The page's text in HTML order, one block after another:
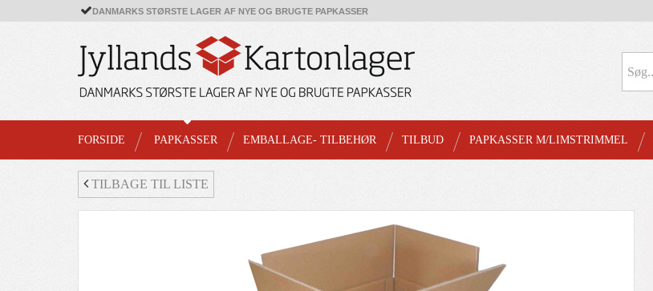
DANMARKS STØRSTE LAGER AF NYE OG BRUGTE PAPKASSER
FORSIDE PAPKASSER EMBALLAGE- TILBEHØR TILBUD PAPKASSER M/LIMSTRIMMEL
TILBAGE TIL LISTE